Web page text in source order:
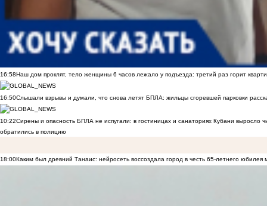
16:58Наш дом проклят, тело женщины 6 часов лежало у подъезда: третий раз горит
16:50Слышали взрывы и думали, что снова летят БПЛА: жильцы сгоревшей парковки
10:22Сирены и опасность БПЛА не испугали: в гостиницах и санаториях Кубани выросло
обратились в полицию
18:00Каким был древний Танаис: нейросеть воссоздала город в честь 65-летнего юбилея